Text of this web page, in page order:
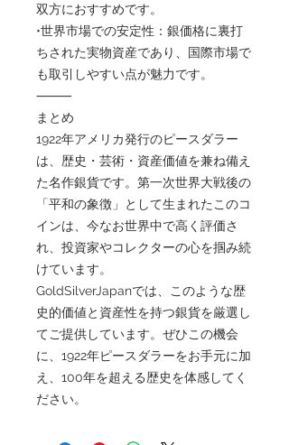
双方におすすめです。
•世界市場での安定性：銀価格に裏打
ちされた実物資産であり、国際市場で
も取引しやすい点が魅力です。
⸻
まとめ
1922年アメリカ発行のピースダラー
は、歴史・芸術・資産価値を兼ね備え
た名作銀貨です。第一次世界大戦後の
「平和の象徴」として生まれたこのコ
インは、今なお世界中で高く評価さ
れ、投資家やコレクターの心を掴み続
けています。
GoldSilverJapanでは、このような歴
史的価値と資産性を持つ銀貨を厳選し
てご提供しています。ぜひこの機会
に、1922年ピースダラーをお手元に加
え、100年を超える歴史を体感してく
ださい。